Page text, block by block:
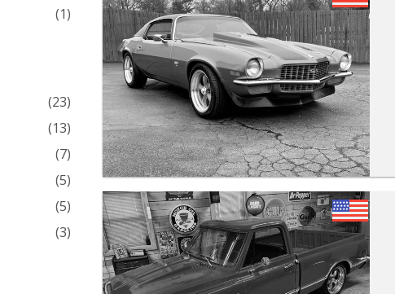
(1)
(23)
(13)
(7)
(5)
(5)
(3)